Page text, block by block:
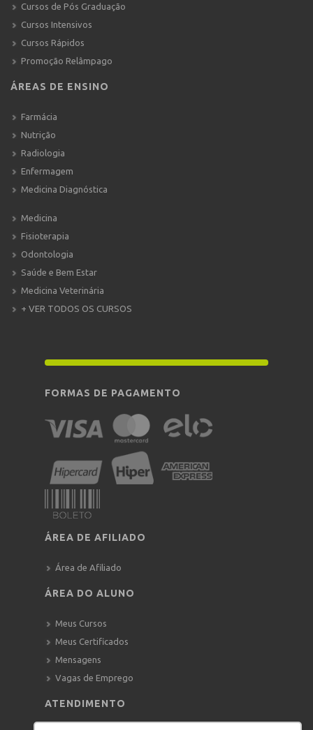
Cursos de Pós Graduação
Cursos Intensivos
Cursos Rápidos
Promoção Relâmpago
ÁREAS DE ENSINO
Farmácia
Nutrição
Radiologia
Enfermagem
Medicina Diagnóstica
Medicina
Fisioterapia
Odontologia
Saúde e Bem Estar
Medicina Veterinária
+ VER TODOS OS CURSOS
FORMAS DE PAGAMENTO
ÁREA DE AFILIADO
Área de Afiliado
ÁREA DO ALUNO
Meus Cursos
Meus Certificados
Mensagens
Vagas de Emprego
ATENDIMENTO